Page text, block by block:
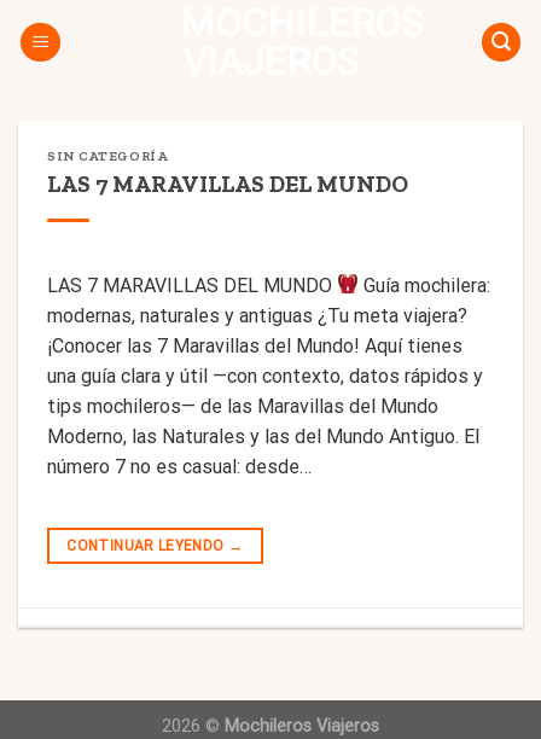
SIN CATEGORÍA
LAS 7 MARAVILLAS DEL MUNDO
LAS 7 MARAVILLAS DEL MUNDO
Guía mochilera:
modernas, naturales y antiguas ¿Tu meta viajera?
¡Conocer las 7 Maravillas del Mundo! Aquí tienes
una guía clara y útil —con contexto, datos rápidos y
tips mochileros— de las Maravillas del Mundo
Moderno, las Naturales y las del Mundo Antiguo. El
número 7 no es casual: desde…
CONTINUAR LEYENDO →
2026 © Mochileros Viajeros